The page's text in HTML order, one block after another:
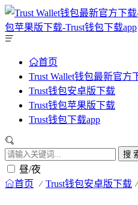
首页
Trust Wallet钱包最新官方
Trust钱包安卓版下载
Trust钱包苹果版下载
Trust钱包下载app
搜
昼/夜
首页 Trust钱包安卓版下载